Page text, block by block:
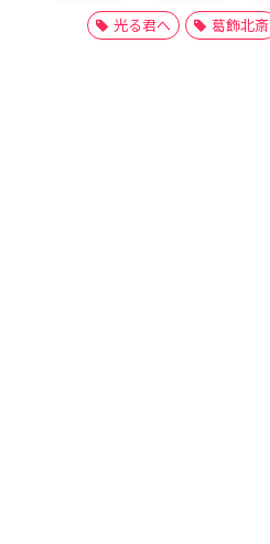
光る君へ
葛飾北斎